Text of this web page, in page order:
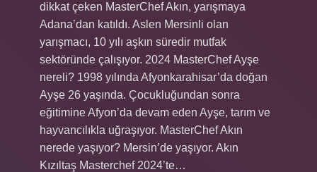
dikkat çeken MasterChef Akın, yarışmaya
Adana’dan katıldı. Aslen Mersinli olan
yarışmacı, 10 yılı aşkın süredir mutfak
sektöründe çalışıyor. 2024 MasterChef Ayşe
nereli? 1998 yılında Afyonkarahisar’da doğan
Ayşe 26 yaşında. Çocukluğundan sonra
eğitimine Afyon’da devam eden Ayşe, tarım ve
hayvancılıkla uğraşıyor. MasterChef Akın
nerede yaşıyor? Mersin’de yaşıyor. Akın
Kızıltaş Masterchef 2024’te…